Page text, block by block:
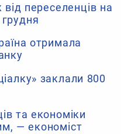
переселенців на
отримала
заклали 800
та економіки
— економіст